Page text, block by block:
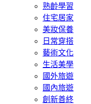
熟齡學習
住宅居家
美妝保養
日常穿搭
藝術文化
生活美學
國外旅遊
國內旅遊
創新善終